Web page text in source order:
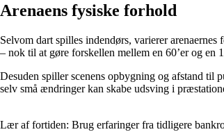
Arenaens fysiske forhold
Selvom dart spilles indendørs, varierer
– nok til at gøre forskellen mellem en 60’er og en
Desuden spiller scenens opbygning og afstand til
selv små ændringer kan skabe udsving i
Lær af fortiden: Brug erfaringer fra tidligere